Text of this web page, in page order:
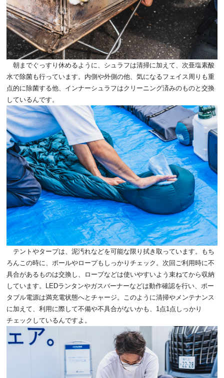
朝までぐっすり休めるように、シュラフは清掃に加えて、次亜塩素酸
水で除菌も行っています。内側や外側の他、気になるフェイス周りも重
点的に除菌する他、インナーシュラフはクリーニング済みのものと交換
しているんです。
テントやタープは、泥汚れなどを可能な限り拭き取っています。もち
ろんこの時に、ポールやロープもしっかりチェック。次回ご利用時に不
具合があるものは交換し、ロープなどは使いやすいよう束ねてから収納
しています。LEDランタンやガスバーナーなどは動作確認を行い、ポー
タブル電源は満充電状態へとチャージ。このように清掃やメンテナンス
に加えて、利用に際して不備や不具合がないかも、1点1点しっかり
チェックしているんですよ。